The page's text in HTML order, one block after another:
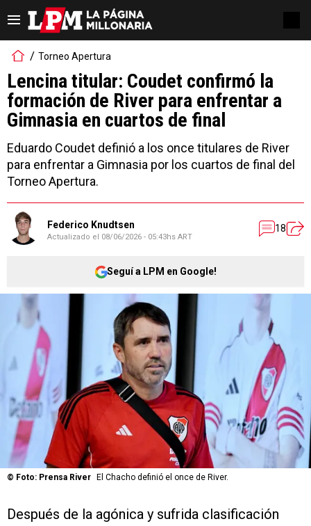
Torneo Apertura
Lencina titular: Coudet confirmó la
formación de River para enfrentar a
Gimnasia en cuartos de final
Eduardo Coudet definió a los once titulares de River
para enfrentar a Gimnasia por los cuartos de final del
Torneo Apertura.
Federico Knudtsen
Actualizado el 08/06/2026 - 05:43hs ART
18
Seguí a LPM en Google!
© Foto: Prensa River El Chacho definió el once de River.
Después de la agónica y sufrida clasificación